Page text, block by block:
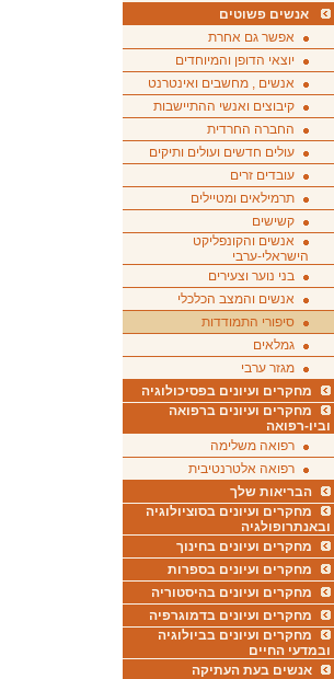
אנשים פשוטים
אפשר גם אחרת
יוצאי הדופן והמיוחדים
אנשים , מחשבים ואינטרנט
קיבוצים ואנשי ההתיישבות
החברה החרדית
עולים חדשים ועולים ותיקים
עובדים זרים
תרמילאים ומטיילים
קשישים
אנשים והקונפליקט
הישראלי-ערבי
בני נוער וצעירים
אנשים והמצב הכלכלי
סיפורי התמודדות
גמלאים
מגזר ערבי
מחקרים ועיונים בפסיכולוגיה
מחקרים ועיונים ברפואה
וביו-רפואה
רפואה משלימה
רפואה אלטרנטיבית
הבריאות שלך
מחקרים ועיונים בסוציולוגיה
ובאנתרופולגיה
מחקרים ועיונים בחינוך
מחקרים ועיונים בספרות
מחקרים ועיונים בהיסטוריה
מחקרים ועיונים בדמוגרפיה
מחקרים ועיונים בביולוגיה
ובמדעי החיים
אנשים בעת העתיקה